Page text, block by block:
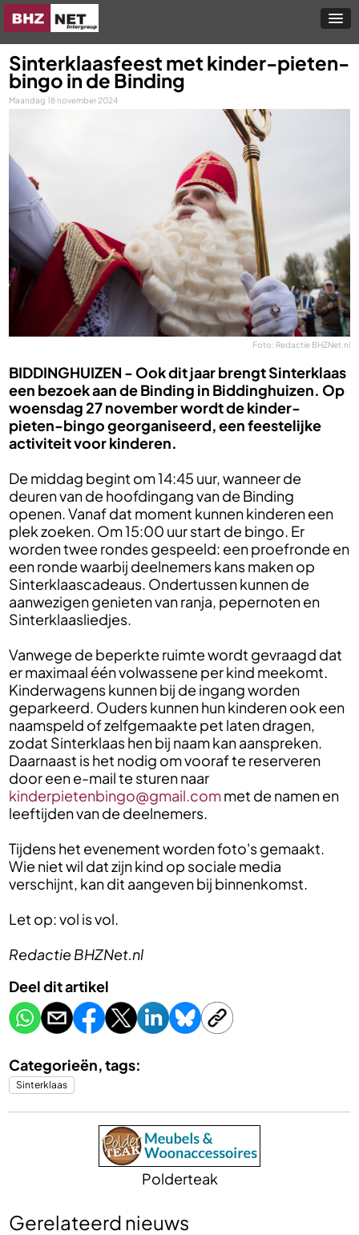
Sinterklaasfeest met kinder-pieten-
bingo in de Binding
Maandag 18 november 2024
Foto: Redactie BHZNet.nl
BIDDINGHUIZEN - Ook dit jaar brengt Sinterklaas
een bezoek aan de Binding in Biddinghuizen. Op
woensdag 27 november wordt de kinder-
pieten-bingo georganiseerd, een feestelijke
activiteit voor kinderen.
De middag begint om 14:45 uur, wanneer de
deuren van de hoofdingang van de Binding
openen. Vanaf dat moment kunnen kinderen een
plek zoeken. Om 15:00 uur start de bingo. Er
worden twee rondes gespeeld: een proefronde en
een ronde waarbij deelnemers kans maken op
Sinterklaascadeaus. Ondertussen kunnen de
aanwezigen genieten van ranja, pepernoten en
Sinterklaasliedjes.
Vanwege de beperkte ruimte wordt gevraagd dat
er maximaal één volwassene per kind meekomt.
Kinderwagens kunnen bij de ingang worden
geparkeerd. Ouders kunnen hun kinderen ook een
naamspeld of zelfgemaakte pet laten dragen,
zodat Sinterklaas hen bij naam kan aanspreken.
Daarnaast is het nodig om vooraf te reserveren
door een e-mail te sturen naar
kinderpietenbingo@gmail.commet de namen en
leeftijden van de deelnemers.
Tijdens het evenement worden foto's gemaakt.
Wie niet wil dat zijn kind op sociale media
verschijnt, kan dit aangeven bij binnenkomst.
Let op: vol is vol.
Redactie BHZNet.nl
Deel dit artikel
Categorieën, tags:
Sinterklaas
Polderteak
Gerelateerd nieuws